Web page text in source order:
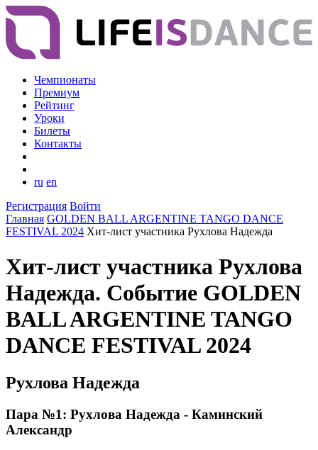
Чемпионаты
Премиум
Рейтинг
Уроки
Билеты
Контакты
ru en
Регистрация Войти
Главная GOLDEN BALL ARGENTINE TANGO DANCE
FESTIVAL 2024 Хит-лист участника Рухлова Надежда
Хит-лист участника Рухлова
Надежда. Событие GOLDEN
BALL ARGENTINE TANGO
DANCE FESTIVAL 2024
Рухлова Надежда
Пара №1: Рухлова Надежда - Каминский
Александр